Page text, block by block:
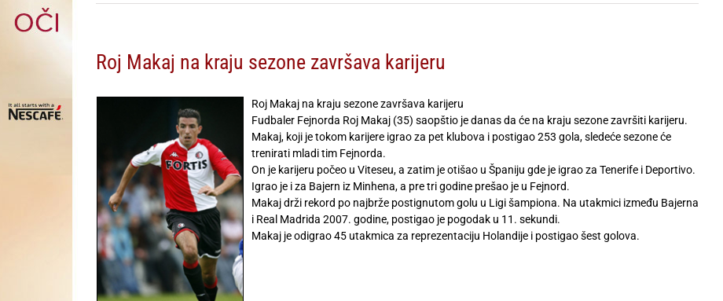
Roj Makaj na kraju sezone završava karijeru
Roj Makaj na kraju sezone završava karijeru
Fudbaler Fejnorda Roj Makaj (35) saopštio je danas da će na kraju sezone završiti karijeru.
Makaj, koji je tokom karijere igrao za pet klubova i postigao 253 gola, sledeće sezone će
trenirati mladi tim Fejnorda.
On je karijeru počeo u Viteseu, a zatim je otišao u Španiju gde je igrao za Tenerife i Deportivo.
Igrao je i za Bajern iz Minhena, a pre tri godine prešao je u Fejnord.
Makaj drži rekord po najbrže postignutom golu u Ligi šampiona. Na utakmici između Bajerna
i Real Madrida 2007. godine, postigao je pogodak u 11. sekundi.
Makaj je odigrao 45 utakmica za reprezentaciju Holandije i postigao šest golova.